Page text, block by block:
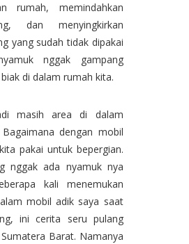
rumah, memindahkan
dan menyingkirkan
yang sudah tidak dipakai
nggak gampang
di dalam rumah kita.
masih area di dalam
dengan mobil
pakai untuk bepergian.
nggak ada nyamuk nya
kali menemukan
mobil adik saya saat
ini cerita seru pulang
Barat. Namanya